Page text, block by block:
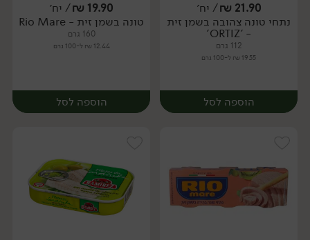
יח׳ יח׳
21.90
₪/ יח׳
נתחי טונה צהובה בשמן זית
- 'ORTIZ'
112 גרם
19.55 ₪ ל-100 גרם
הוספה לסל
19.90
₪/ יח׳
טונה בשמן זית - Rio Mare
160 גרם
12.44 ₪ ל-100 גרם
הוספה לסל